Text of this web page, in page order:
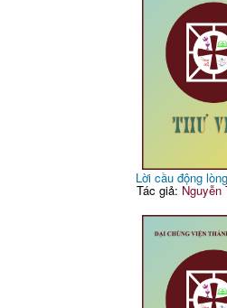
Lời cầu động
Tác giả: Nguyễn